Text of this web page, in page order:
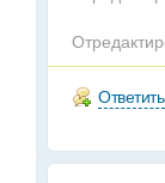
Ответить